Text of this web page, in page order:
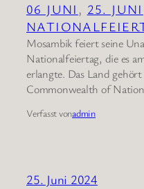
06 JUNI , 25. JUNI
Mosambik feiert seine
Nationalfeiertag, die es
erlangte. Das Land gehört
Commonwealth of
Verfasst vonadmin
25. Juni 2024